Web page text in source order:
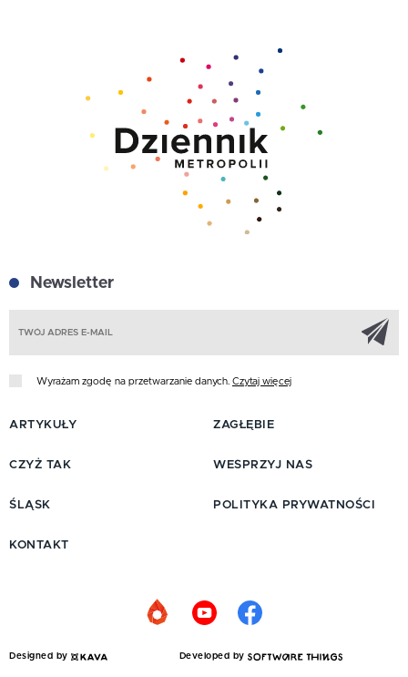
Newsletter
Wyrażam zgodę na przetwarzanie danych. Czytaj więcej
ARTYKUŁY
CZYŻ TAK
ŚLĄSK
ZAGŁĘBIE
WESPRZYJ NAS
POLITYKA PRYWATNOŚCI
KONTAKT
Designed by Developed by